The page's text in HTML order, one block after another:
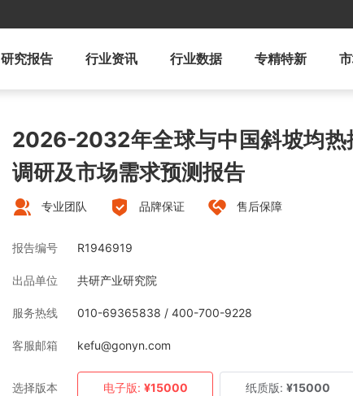
研究报告 行业资讯 行业数据 专精特新
2026-2032年全球与中国斜坡均热
调研及市场需求预测报告
专业团队 品牌保证 售后保障
报告编号 R1946919
出品单位 共研产业研究院
服务热线 010-69365838 / 400-700-9228
客服邮箱 kefu@gonyn.com
选择版本 电子版: ¥15000 纸质版: ¥15000